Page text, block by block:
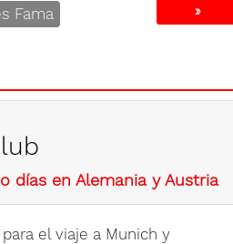
Fama
»
días en Alemania y Austria
el viaje a Munich y